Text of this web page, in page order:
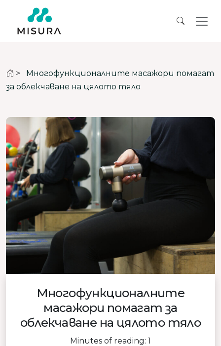
>
Многофункционалните масажори помагат
за облекчаване на цялото тяло
Многофункционалните
масажори помагат за
облекчаване на цялото тяло
Minutes of reading: 1